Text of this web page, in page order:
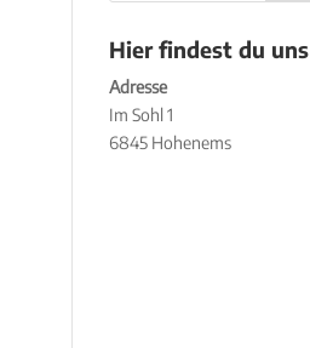
Hier findest du uns
Adresse
Im Sohl 1
6845 Hohenems